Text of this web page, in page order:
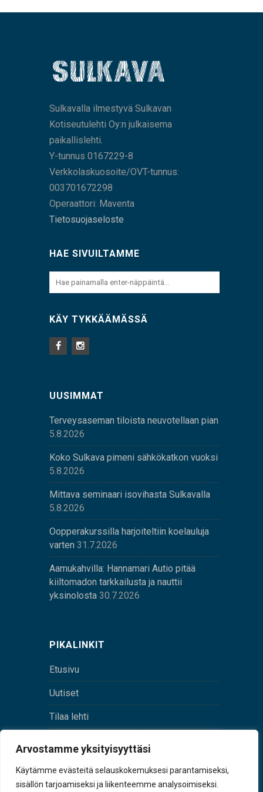
Arvostamme yksityisyyttäsi
Käytämme evästeitä selauskokemuksesi parantamiseksi,
sisällön tarjoamiseksi ja liikenteemme analysoimiseksi.
Sulkavalla ilmestyvä Sulkavan
Kotiseutulehti Oy:n julkaisema
paikallislehti.
Y-tunnus 0167229-8
Verkkolaskuosoite/OVT-tunnus:
003701672298
Operaattori: Maventa
Tietosuojaseloste
HAE SIVUILTAMME
KÄY TYKKÄÄMÄSSÄ
UUSIMMAT
Terveysaseman tiloista neuvotellaan pian
5.8.2026
Koko Sulkava pimeni sähkökatkon vuoksi
5.8.2026
Mittava seminaari isovihasta Sulkavalla
5.8.2026
Oopperakurssilla harjoiteltiin koelauluja
varten 31.7.2026
Aamukahvilla: Hannamari Autio pitää
kiiltomadon tarkkailusta ja nauttii
yksinolosta 30.7.2026
PIKALINKIT
Etusivu
Uutiset
Tilaa lehti